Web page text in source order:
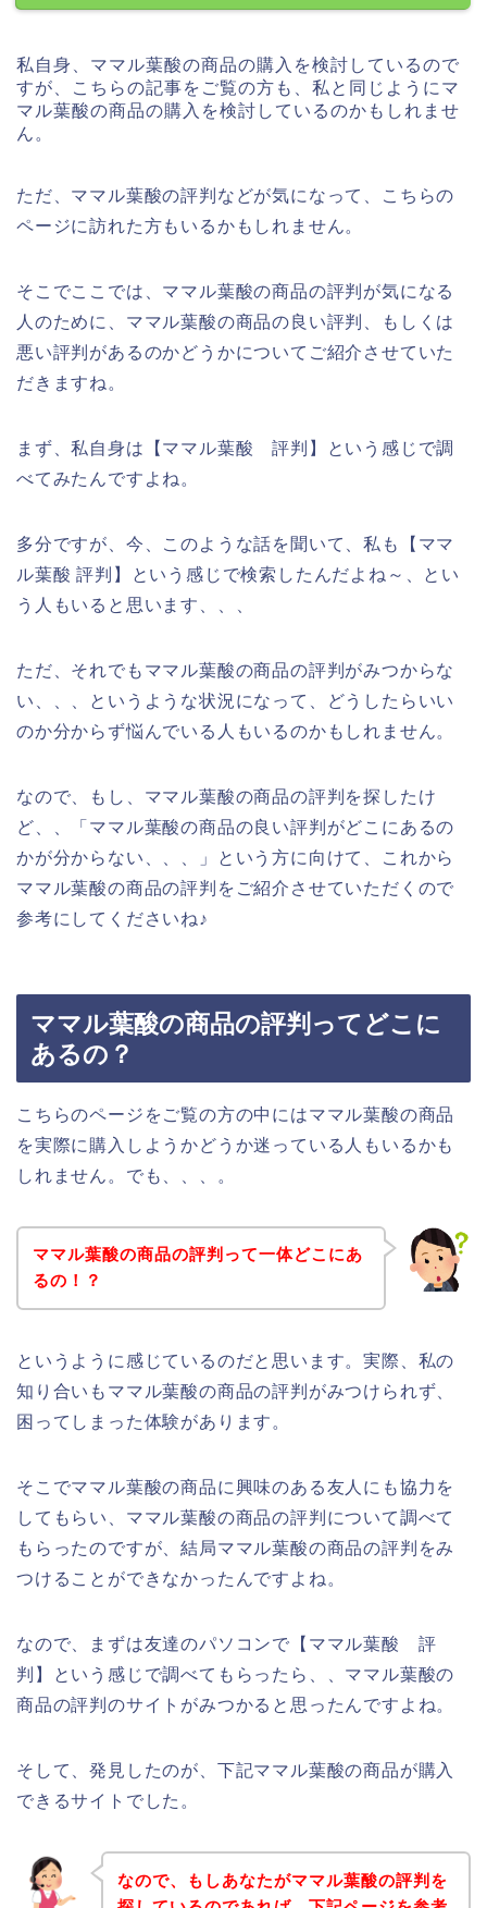
私自身、ママル葉酸の商品の購入を検討しているので
すが、こちらの記事をご覧の方も、私と同じようにマ
マル葉酸の商品の購入を検討しているのかもしれませ
ん。
ただ、ママル葉酸の評判などが気になって、こちらの
ページに訪れた方もいるかもしれません。
そこでここでは、ママル葉酸の商品の評判が気になる
人のために、ママル葉酸の商品の良い評判、もしくは
悪い評判があるのかどうかについてご紹介させていた
だきますね。
まず、私自身は【ママル葉酸 評判】という感じで調
べてみたんですよね。
多分ですが、今、このような話を聞いて、私も【ママ
ル葉酸 評判】という感じで検索したんだよね～、とい
う人もいると思います、、、
ただ、それでもママル葉酸の商品の評判がみつからな
い、、、というような状況になって、どうしたらいい
のか分からず悩んでいる人もいるのかもしれません。
なので、もし、ママル葉酸の商品の評判を探したけ
ど、、「ママル葉酸の商品の良い評判がどこにあるの
かが分からない、、、」という方に向けて、これから
ママル葉酸の商品の評判をご紹介させていただくので
参考にしてくださいね♪
ママル葉酸の商品の評判ってどこに
あるの？
こちらのページをご覧の方の中にはママル葉酸の商品
を実際に購入しようかどうか迷っている人もいるかも
しれません。でも、、、。
ママル葉酸の商品の評判って一体どこにあ
るの！？
というように感じているのだと思います。実際、私の
知り合いもママル葉酸の商品の評判がみつけられず、
困ってしまった体験があります。
そこでママル葉酸の商品に興味のある友人にも協力を
してもらい、ママル葉酸の商品の評判について調べて
もらったのですが、結局ママル葉酸の商品の評判をみ
つけることができなかったんですよね。
なので、まずは友達のパソコンで【ママル葉酸 評
判】という感じで調べてもらったら、、ママル葉酸の
商品の評判のサイトがみつかると思ったんですよね。
そして、発見したのが、下記ママル葉酸の商品が購入
できるサイトでした。
なので、もしあなたがママル葉酸の評判を